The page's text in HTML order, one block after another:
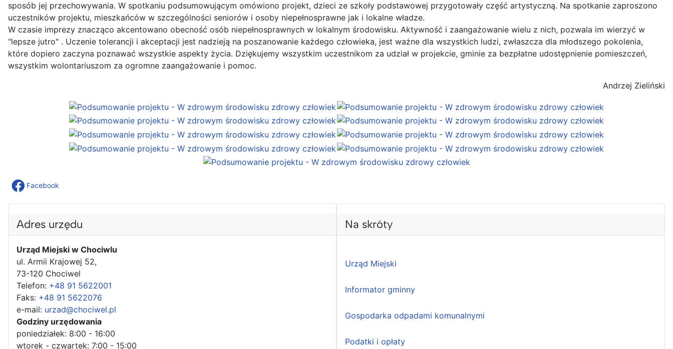
sposób jej przechowywania. W spotkaniu podsumowującym omówiono projekt, dzieci ze szkoły podstawowej przygotowały część artystyczną. Na spotkanie zaproszono
uczestników projektu, mieszkańców w szczególności seniorów i osoby niepełnosprawne jak i lokalne władze.
W czasie imprezy znacząco akcentowano obecność osób niepełnosprawnych w lokalnym środowisku. Aktywność i zaangażowanie wielu z nich, pozwala im wierzyć w
"lepsze jutro" . Uczenie tolerancji i akceptacji jest nadzieją na poszanowanie każdego człowieka, jest ważne dla wszystkich ludzi, zwłaszcza dla młodszego pokolenia,
które dopiero zaczyna poznawać wszystkie aspekty życia. Dziękujemy wszystkim uczestnikom za udział w projekcie, gminie za bezpłatne udostępnienie pomieszczeń,
wszystkim wolontariuszom za ogromne zaangażowanie i pomoc.
Andrzej Zieliński
Facebook
Adres urzędu
Urząd Miejski w Chociwlu
ul. Armii Krajowej 52,
73-120 Chociwel
Telefon: +48 91 5622001
Faks: +48 91 5622076
e-mail: urzad@chociwel.pl
Godziny urzędowania
poniedziałek: 8:00 - 16:00
wtorek - czwartek: 7:00 - 15:00
Na skróty
Urząd Miejski
Informator gminny
Gospodarka odpadami komunalnymi
Podatki i opłaty